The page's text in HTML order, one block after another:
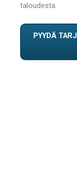
taloudesta.
PYYDÄ